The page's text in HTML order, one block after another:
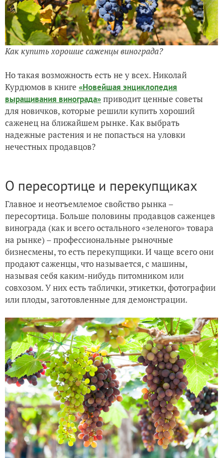
Как купить хорошие саженцы винограда?
Но такая возможность есть не у всех. Николай
Курдюмов в книге «Новейшая энциклопедия
выращивания винограда»приводит ценные советы
для новичков, которые решили купить хороший
саженец на ближайшем рынке. Как выбрать
надежные растения и не попасться на уловки
нечестных продавцов?
О пересортице и перекупщиках
Главное и неотъемлемое свойство рынка –
пересортица. Больше половины продавцов саженцев
винограда (как и всего остального «зеленого» товара
на рынке) – профессиональные рыночные
бизнесмены, то есть перекупщики. И чаще всего они
продают саженцы, что называется, с машины,
называя себя каким-нибудь питомником или
совхозом. У них есть таблички, этикетки, фотографии
или плоды, заготовленные для демонстрации.